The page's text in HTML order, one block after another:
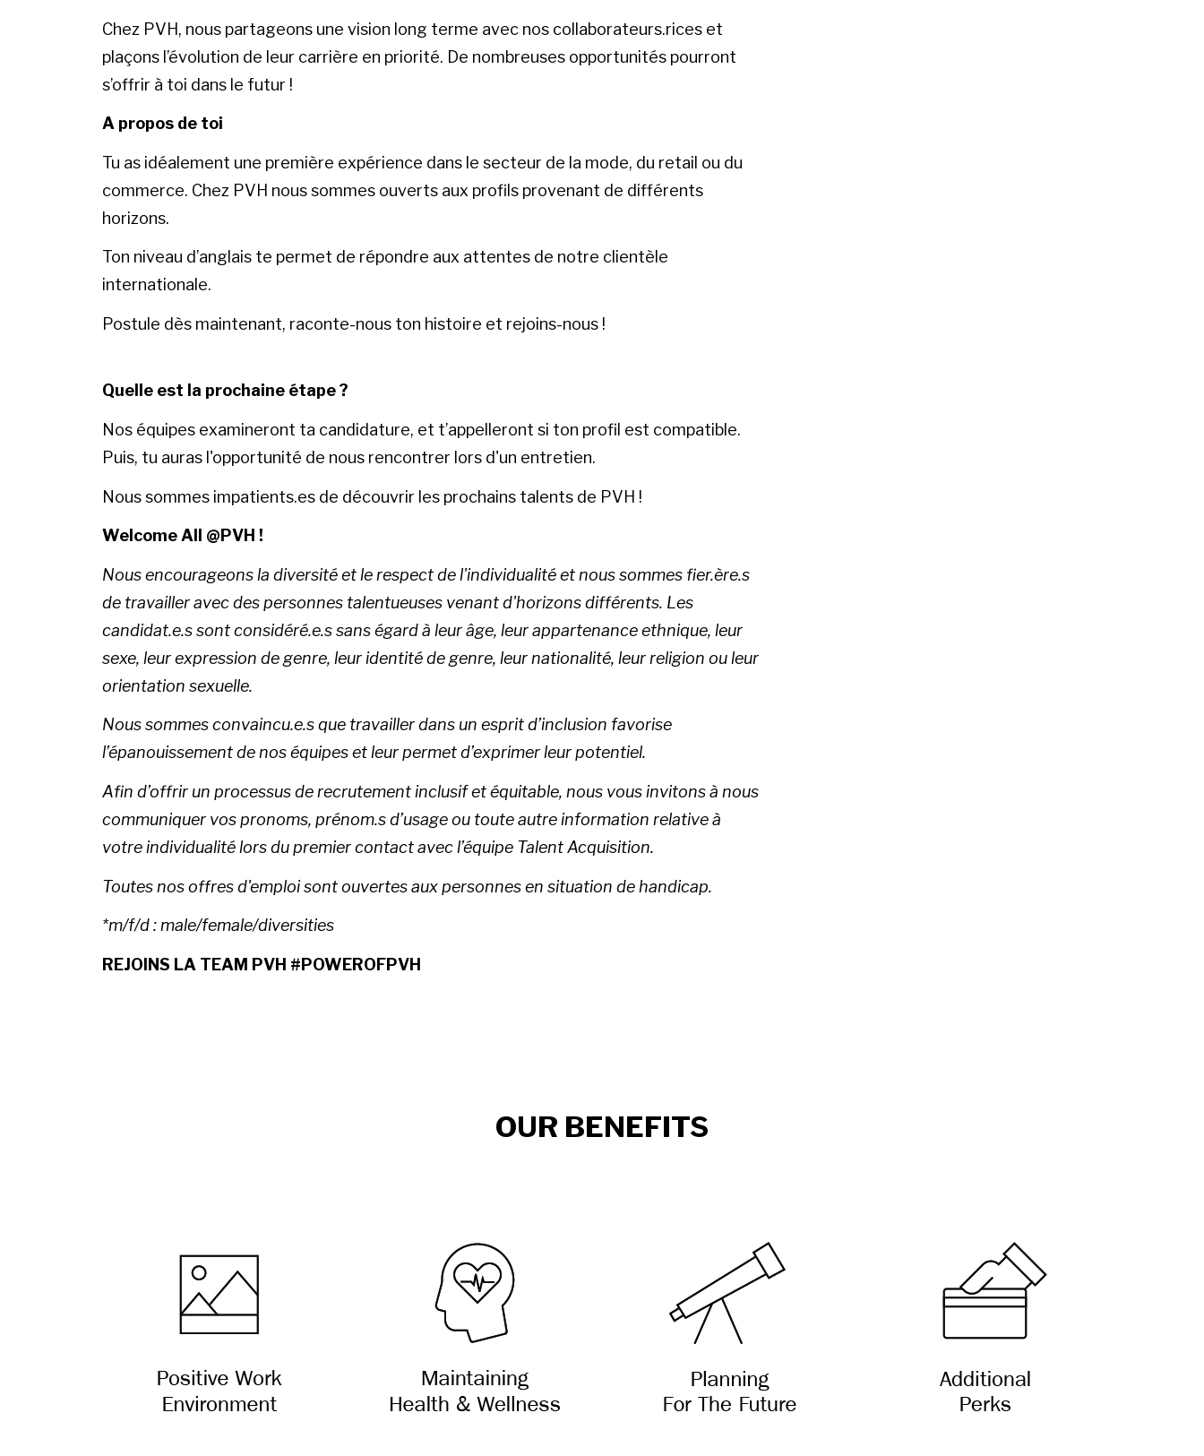
Chez PVH, nous partageons une vision long terme avec nos collaborateurs.rices et
plaçons l’évolution de leur carrière en priorité. De nombreuses opportunités pourront
s’offrir à toi dans le futur !
A propos de toi
Tu as idéalement une première expérience dans le secteur de la mode, du retail ou du
commerce. Chez PVH nous sommes ouverts aux profils provenant de différents
horizons.
Ton niveau d’anglais te permet de répondre aux attentes de notre clientèle
internationale.
Postule dès maintenant, raconte-nous ton histoire et rejoins-nous !
Quelle est la prochaine étape ?
Nos équipes examineront ta candidature, et t’appelleront si ton profil est compatible.
Puis, tu auras l'opportunité de nous rencontrer lors d'un entretien.
Nous sommes impatients.es de découvrir les prochains talents de PVH !
Welcome All @PVH !
Nous encourageons la diversité et le respect de l'individualité et nous sommes fier.ère.s
de travailler avec des personnes talentueuses venant d'horizons différents. Les
candidat.e.s sont considéré.e.s sans égard à leur âge, leur appartenance ethnique, leur
sexe, leur expression de genre, leur identité de genre, leur nationalité, leur religion ou leur
orientation sexuelle.
Nous sommes convaincu.e.s que travailler dans un esprit d’inclusion favorise
l’épanouissement de nos équipes et leur permet d’exprimer leur potentiel.
Afin d’offrir un processus de recrutement inclusif et équitable, nous vous invitons à nous
communiquer vos pronoms, prénom.s d’usage ou toute autre information relative à
votre individualité lors du premier contact avec l’équipe Talent Acquisition.
Toutes nos offres d'emploi sont ouvertes aux personnes en situation de handicap.
*m/f/d : male/female/diversities
REJOINS LA TEAM PVH #POWEROFPVH
OUR BENEFITS